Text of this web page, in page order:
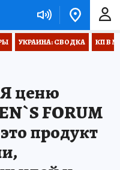
УКРАИНА: СВОДКА КП В
ценю
FORUM
продукт